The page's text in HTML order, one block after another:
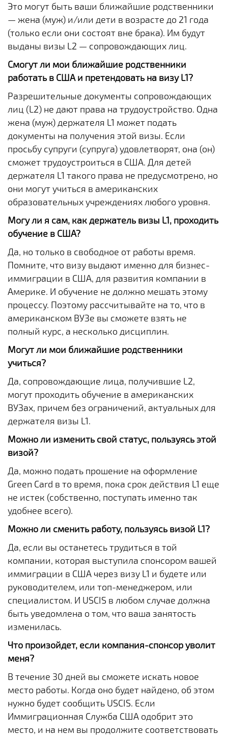
Это могут быть ваши ближайшие родственники
— жена (муж) и/или дети в возрасте до 21 года
(только если они состоят вне брака). Им будут
выданы визы L2 — сопровождающих лиц.
Смогут ли мои ближайшие родственники
работать в США и претендовать на визу L1?
Разрешительные документы сопровождающих
лиц (L2) не дают права на трудоустройство. Одна
жена (муж) держателя L1 может подать
документы на получения этой визы. Если
просьбу супруги (супруга) удовлетворят, она (он)
сможет трудоустроиться в США. Для детей
держателя L1 такого права не предусмотрено, но
они могут учиться в американских
образовательных учреждениях любого уровня.
Могу ли я сам, как держатель визы L1, проходить
обучение в США?
Да, но только в свободное от работы время.
Помните, что визу выдают именно для бизнес-
иммиграции в США, для развития компании в
Америке. И обучение не должно мешать этому
процессу. Поэтому рассчитывайте на то, что в
американском ВУЗе вы сможете взять не
полный курс, а несколько дисциплин.
Могут ли мои ближайшие родственники
учиться?
Да, сопровождающие лица, получившие L2,
могут проходить обучение в американских
ВУЗах, причем без ограничений, актуальных для
держателя визы L1.
Можно ли изменить свой статус, пользуясь этой
визой?
Да, можно подать прошение на оформление
Green Card в то время, пока срок действия L1 еще
не истек (собственно, поступать именно так
удобнее всего).
Можно ли сменить работу, пользуясь визой L1?
Да, если вы останетесь трудиться в той
компании, которая выступила спонсором вашей
иммиграции в США через визу L1 и будете или
руководителем, или топ-менеджером, или
специалистом. И USCIS в любом случае должна
быть уведомлена о том, что ваша занятость
изменилась.
Что произойдет, если компания-спонсор уволит
меня?
В течение 30 дней вы сможете искать новое
место работы. Когда оно будет найдено, об этом
нужно будет сообщить USCIS. Если
Иммиграционная Служба США одобрит это
место, и на нем вы продолжите соответствовать